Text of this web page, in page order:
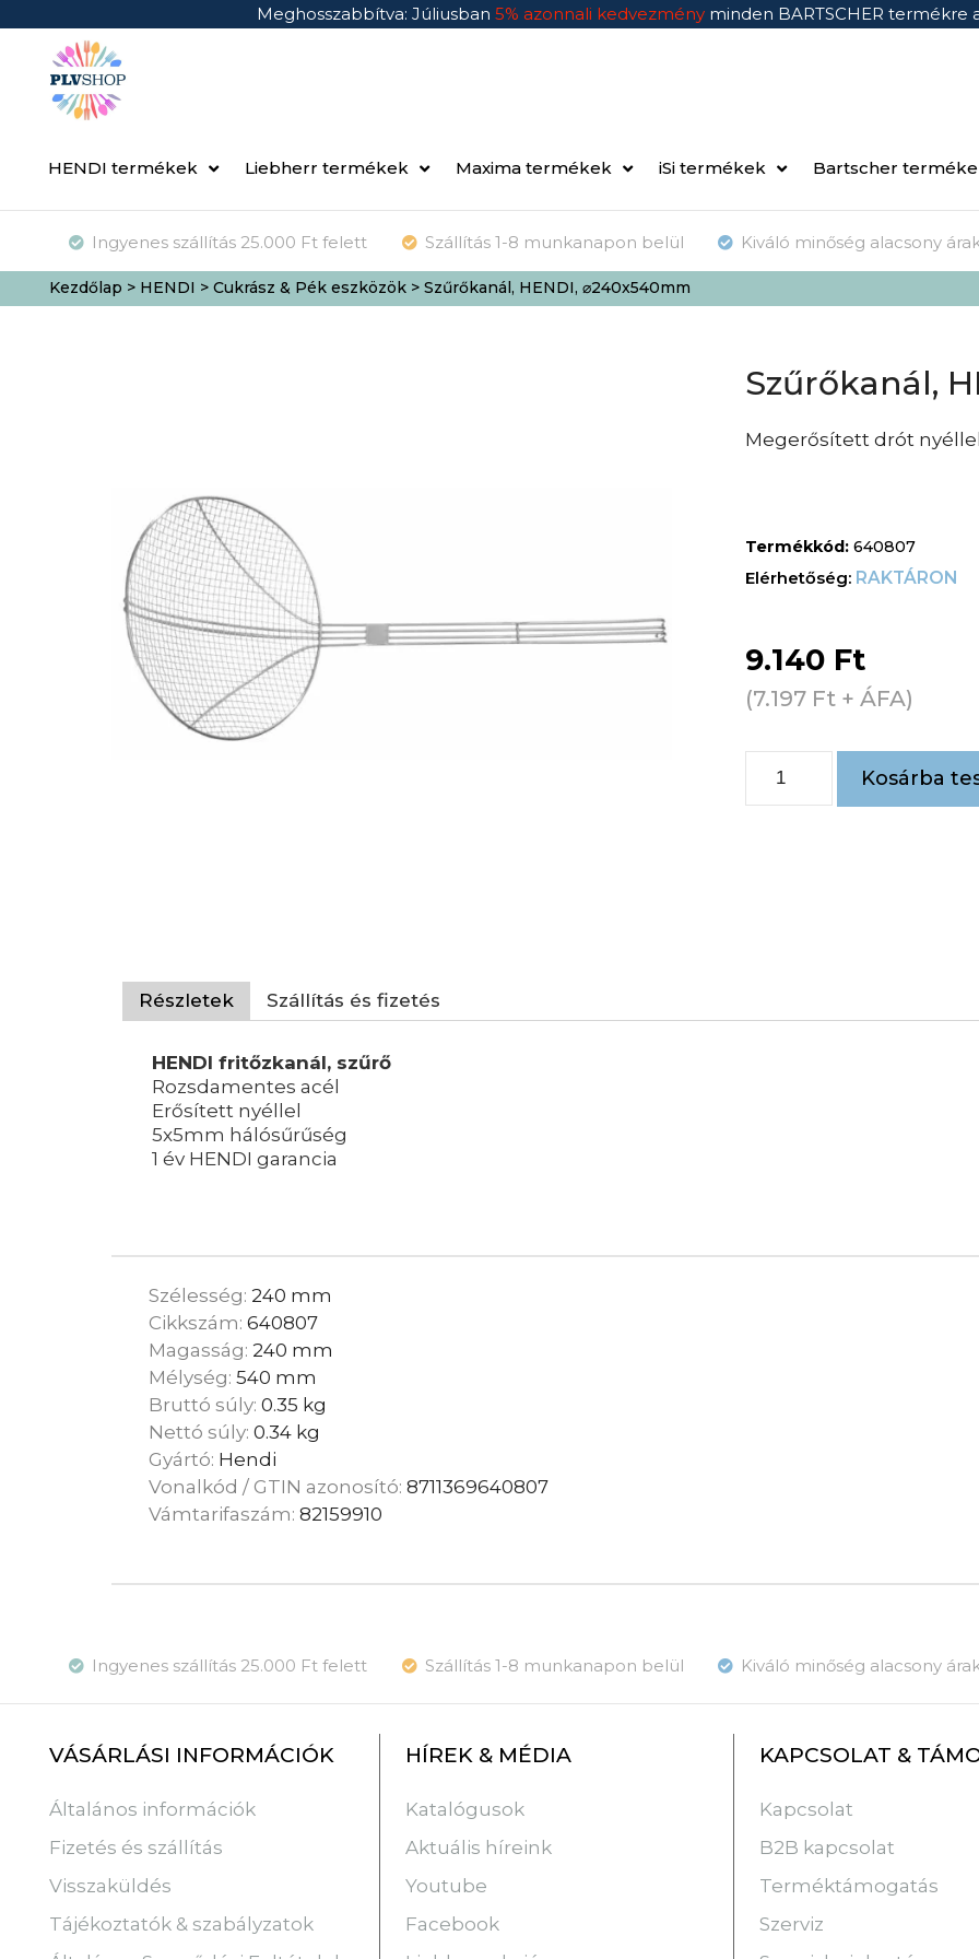
Meghosszabbítva: Júliusban 5% azonnali kedvezmény minden BARTSCHER termékre
HENDI termékek Liebherr termékek Maxima termékek iSi termékek Bartscher
Ingyenes szállítás 25.000 Ft felett Szállítás 1-8 munkanapon belül Kiváló minőség alacsony
Kezdőlap > HENDI > Cukrász & Pék eszközök> Szűrőkanál, HENDI, ⌀240x540mm
Szűrőkanál,
Megerősített drót
Termékkód: 640807
RAKTÁRON
9.140 Ft
(7.197 Ft + ÁFA)
Kosárba
Részletek Szállítás és fizetés
HENDI fritőzkanál, szűrő
Rozsdamentes acél
Erősített nyéllel
5x5mm hálósűrűség
1 év HENDI garancia
Szélesség: 240 mm
Cikkszám:640807
Magasság: 240 mm
Mélység:540 mm
Bruttó súly:0.35 kg
Nettó súly:0.34 kg
Gyártó: Hendi
Vonalkód / GTIN azonosító:8711369640807
Vámtarifaszám:82159910
Ingyenes szállítás 25.000 Ft felett Szállítás 1-8 munkanapon belül Kiváló minőség alacsony
VÁSÁRLÁSI INFORMÁCIÓK
Általános információk
Fizetés és szállítás
Visszaküldés
Tájékoztatók & szabályzatok
HÍREK & MÉDIA
Katalógusok
Aktuális híreink
Youtube
Facebook
KAPCSOLAT &
Kapcsolat
B2B kapcsolat
Terméktámogatás
Szerviz